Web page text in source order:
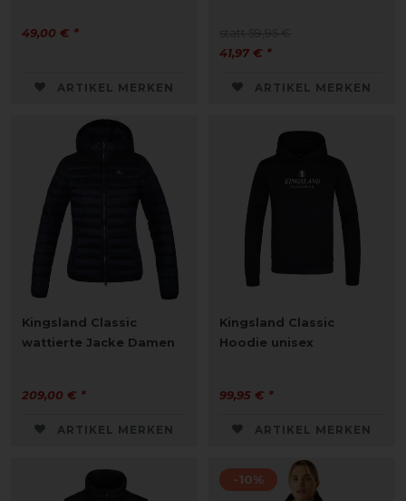
49,00 € *
ARTIKEL MERKEN
41,97 € *
ARTIKEL MERKEN
Kingsland Classic
wattierte Jacke Damen
209,00 € *
ARTIKEL MERKEN
Kingsland Classic
Hoodie unisex
99,95 € *
ARTIKEL MERKEN
-10%